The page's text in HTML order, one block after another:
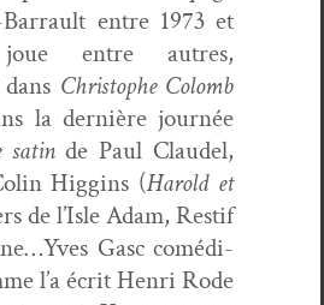
entre 1973 et
entre autres,
Christophe Colomb
la dernière journée
satinde Paul Claudel,
Hig­gins (Harold et
de l’Isle Adam, Res­tif
Gasc comé­di­
l’a écrit Hen­ri Rode